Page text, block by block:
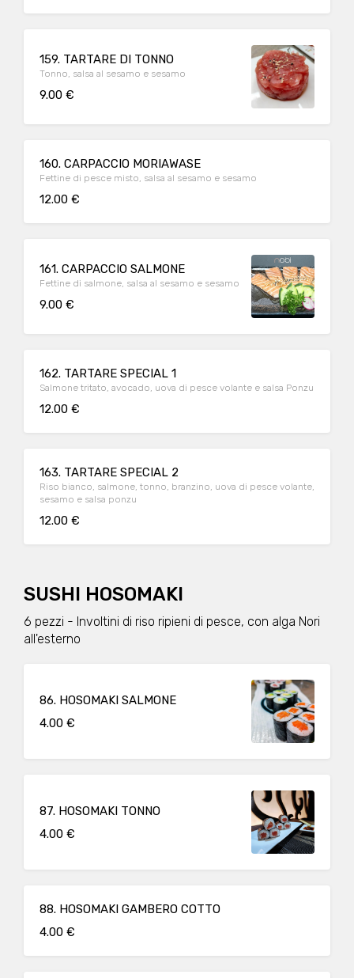
159. TARTARE DI TONNO
Tonno, salsa al sesamo e sesamo
9.00 €
160. CARPACCIO MORIAWASE
Fettine di pesce misto, salsa al sesamo e sesamo
12.00 €
161. CARPACCIO SALMONE
Fettine di salmone, salsa al sesamo e sesamo
9.00 €
162. TARTARE SPECIAL 1
Salmone tritato, avocado, uova di pesce volante e salsa Ponzu
12.00 €
163. TARTARE SPECIAL 2
Riso bianco, salmone, tonno, branzino, uova di pesce volante,
sesamo e salsa ponzu
12.00 €
SUSHI HOSOMAKI
6 pezzi - Involtini di riso ripieni di pesce, con alga Nori
all'esterno
86. HOSOMAKI SALMONE
4.00 €
87. HOSOMAKI TONNO
4.00 €
88. HOSOMAKI GAMBERO COTTO
4.00 €